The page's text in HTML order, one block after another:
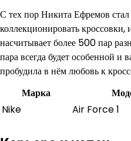
С тех пор Никита Ефремов
коллекционировать кроссовки,
насчитывает более 500 пар
пара всегда будет особенной и
пробудила в нём любовь к
Марка
Nike
Air Force 1